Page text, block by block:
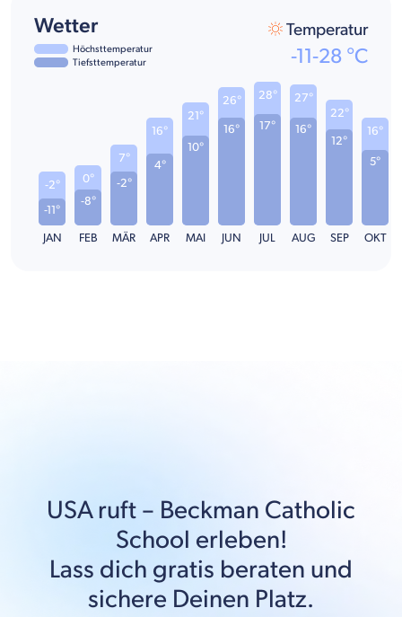
Wetter
Höchsttemperatur
Tiefsttemperatur
Temperatur
-11-28 °C
-11°
-2°
JAN
-8°
0°
FEB
-2°
7°
MÄR
4°
16°
APR
10°
21°
MAI
16°
26°
JUN
17°
28°
JUL
16°
27°
AUG
12°
22°
SEP
5°
16°
OKT
USAruft – Beckman Catholic
School erleben!
Lass dich gratis beraten und
sichere Deinen Platz.